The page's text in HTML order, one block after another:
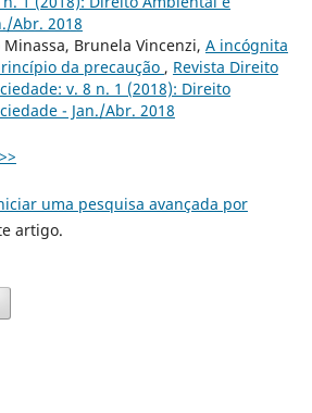
Abr. 2018
Minassa, Brunela Vincenzi, A incógnita
da precaução , Revista Direito
v. 8 n. 1 (2018): Direito
- Jan./Abr. 2018
>>
uma pesquisa avançada por
artigo.